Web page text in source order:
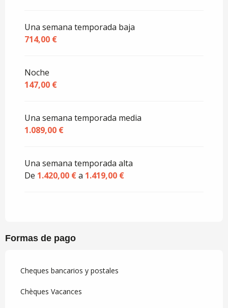
Una semana temporada baja
714,00 €
Noche
147,00 €
Una semana temporada media
1.089,00 €
Una semana temporada alta
De 1.420,00 €a 1.419,00 €
Formas de pago
Cheques bancarios y postales
Chèques Vacances